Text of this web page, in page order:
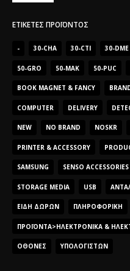
ΕΤΙΚΈΤΕΣ ΠΡΟΪΌΝΤΟΣ
- 30-CHA 30-CTI 30-DME
50-GRO 50-MAK 50-PUC
BOOK MAGNET & FANCY
COMPUTER DELIVERY
NEW NO BRAND NOSKR
PRINTER & ACCESSORY
SAMSUNG SENSO ACCESSORIES
STORAGE MEDIA USB
ΕΊΔΗ ΔΏΡΩΝ ΠΛΗΡΟΦΟΡΙΚΉ
ΠΡΟΪΌΝΤΑ>ΗΛΕΚΤΡΟΝΙΚΆ &
ΟΘΌΝΕΣ ΥΠΟΛΟΓΙΣΤΏΝ